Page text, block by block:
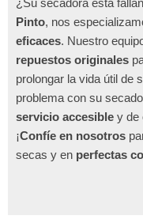
¿Su secadora está
Pinto, nos
eficaces. Nuestro
repuestos originales
prolongar la vida útil de
problema con su
servicio accesible y de
¡Confíe en nosotros
secas y en perfectas